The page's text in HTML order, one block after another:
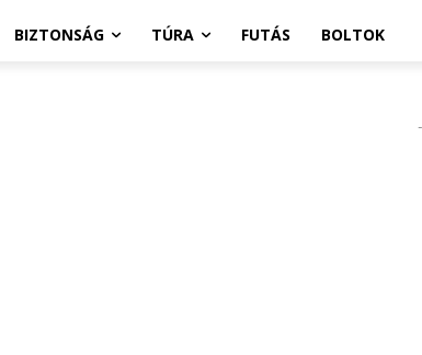
BIZTONSÁG TÚRA FUTÁS BOLTOK